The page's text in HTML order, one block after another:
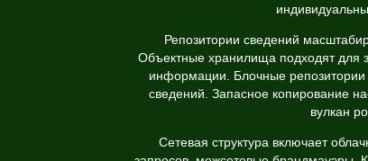
Репозитории сведений
Объектные хранилища подходят для
информации. Блочные
сведений. Запасное копирование
вулкан
Сетевая структура включает